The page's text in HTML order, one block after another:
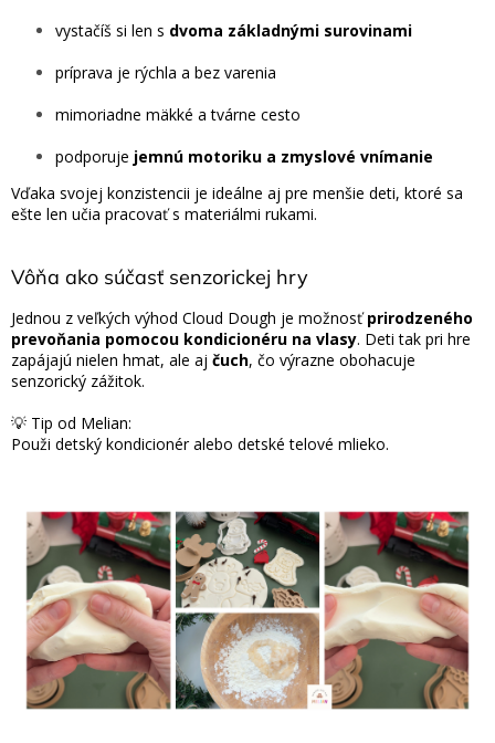
vystačíš si len s dvoma základnými surovinami
príprava je rýchla a bez varenia
mimoriadne mäkké a tvárne cesto
podporuje jemnú motoriku a zmyslové vnímanie
Vďaka svojej konzistencii je ideálne aj pre menšie deti, ktoré sa
ešte len učia pracovať s materiálmi rukami.
Vôňa ako súčasť senzorickej hry
Jednou z veľkých výhod Cloud Dough je možnosťprirodzeného
prevoňania pomocou kondicionéru na vlasy. Deti tak pri hre
zapájajú nielen hmat, ale aj čuch, čo výrazne obohacuje
senzorický zážitok.
💡 Tip od Melian:
Použi detský kondicionér alebo detské telové mlieko.